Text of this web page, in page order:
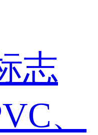
志
、